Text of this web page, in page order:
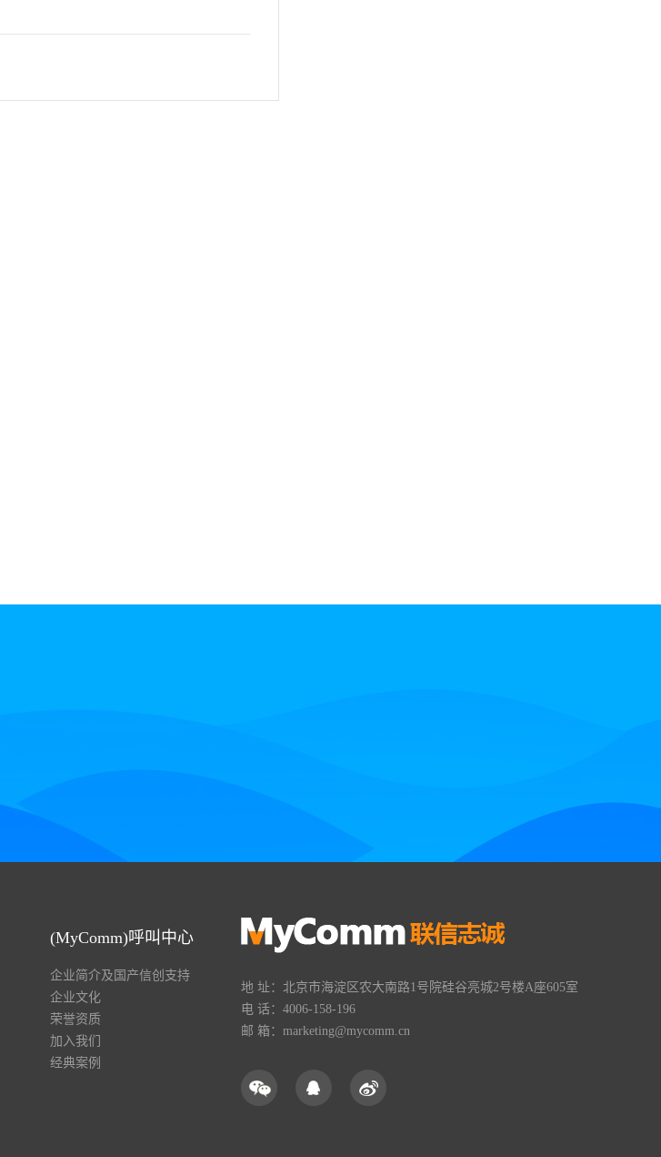
(MyComm)呼叫中心
企业简介及国产信创支持
企业文化
荣誉资质
加入我们
经典案例
地 址：北京市海淀区农大南路1号院硅谷亮城2号楼A座605室
电 话：4006-158-196
邮 箱：marketing@mycomm.cn